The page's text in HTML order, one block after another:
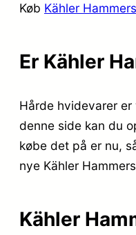
Køb Kähler
Er Kähler
Hårde hvidevarer
denne side kan du
købe det på er nu,
nye Kähler
Kähler